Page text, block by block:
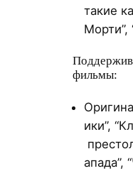
такие
фильмы:
ики”,
апада”,